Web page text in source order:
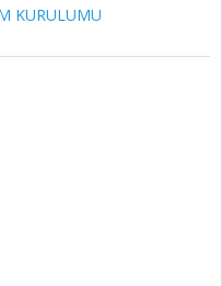
KURULUMU